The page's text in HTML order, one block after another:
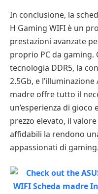
In conclusione, la
H Gaming WIFI è un
prestazioni avanzate
proprio PC da gaming.
tecnologia DDR5, la
2.5Gb, e
madre offre tutto il
un’esperienza di gioco
prezzo elevato, il
affidabili la rendono
appassionati di gaming.